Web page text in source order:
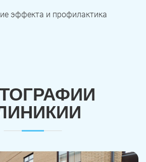
эффекта и профилактика